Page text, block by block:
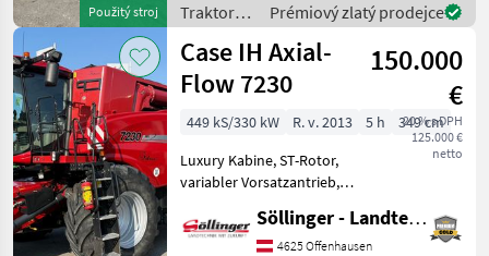
Použitý stroj
Traktory /
Case IH
Prémiový zlatý prodejce
Case IH Axial-
Flow 7230
150.000
€
20 % s DPH
125.000 €
netto
449 kS/330 kW R. v. 2013 5 h
349 cm
Luxury Kabine, ST-Rotor,
variabler Vorsatzantrieb,
600/65R28 Redekop Motor
NEU Počet vytriasadiel: 0
Söllinger - Landtechnik GmbH
4625 Offenhausen